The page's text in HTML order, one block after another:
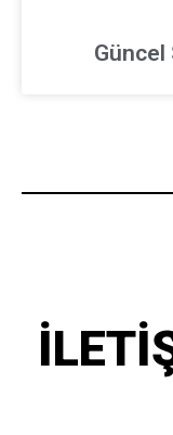
Güncel